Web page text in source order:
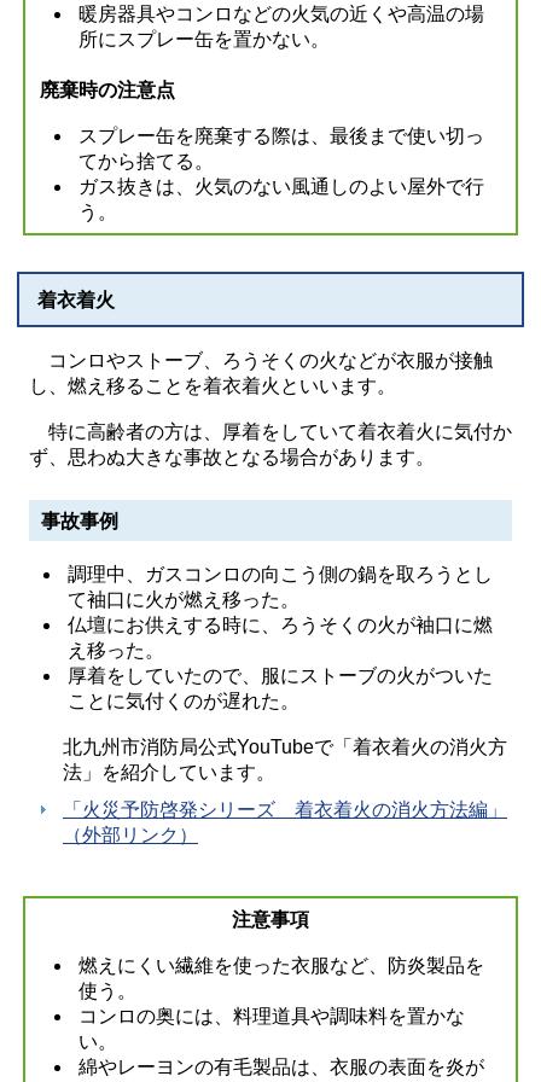
暖房器具やコンロなどの火気の近くや高温の場
所にスプレー缶を置かない。
廃棄時の注意点
スプレー缶を廃棄する際は、最後まで使い切っ
てから捨てる。
ガス抜きは、火気のない風通しのよい屋外で行
う。
着衣着火
コンロやストーブ、ろうそくの火などが衣服が接触
し、燃え移ることを着衣着火といいます。
特に高齢者の方は、厚着をしていて着衣着火に気付か
ず、思わぬ大きな事故となる場合があります。
事故事例
調理中、ガスコンロの向こう側の鍋を取ろうとし
て袖口に火が燃え移った。
仏壇にお供えする時に、ろうそくの火が袖口に燃
え移った。
厚着をしていたので、服にストーブの火がついた
ことに気付くのが遅れた。
北九州市消防局公式YouTubeで「着衣着火の消火方
法」を紹介しています。
「火災予防啓発シリーズ 着衣着火の消火方法編」
（外部リンク）
注意事項
燃えにくい繊維を使った衣服など、防炎製品を
使う。
コンロの奥には、料理道具や調味料を置かな
い。
綿やレーヨンの有毛製品は、衣服の表面を炎が